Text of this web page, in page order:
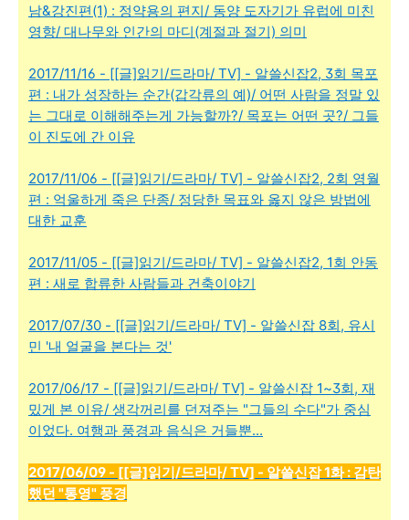
남&강진편(1) : 정약용의 편지/ 동양 도자기가 유럽에 미친
영향/ 대나무와 인간의 마디(계절과 절기) 의미
2017/11/16 - [[글]읽기/드라마/ TV] - 알쓸신잡2, 3회 목포
편 : 내가 성장하는 순간(갑각류의 예)/ 어떤 사람을 정말 있
는 그대로 이해해주는게 가능할까?/ 목포는 어떤 곳?/ 그들
이 진도에 간 이유
2017/11/06 - [[글]읽기/드라마/ TV] - 알쓸신잡2, 2회 영월
편 : 억울하게 죽은 단종/ 정당한 목표와 옳지 않은 방법에
대한 교훈
2017/11/05 - [[글]읽기/드라마/ TV] - 알쓸신잡2, 1회 안동
편 : 새로 합류한 사람들과 건축이야기
2017/07/30 - [[글]읽기/드라마/ TV] - 알쓸신잡 8회, 유시
민 '내 얼굴을 본다는 것'
2017/06/17 - [[글]읽기/드라마/ TV] - 알쓸신잡 1~3회, 재
밌게 본 이유/ 생각꺼리를 던져주는 "그들의 수다"가 중심
이었다. 여행과 풍경과 음식은 거들뿐...
2017/06/09 - [[글]읽기/드라마/ TV] - 알쓸신잡 1화 : 감탄
했던 "통영" 풍경